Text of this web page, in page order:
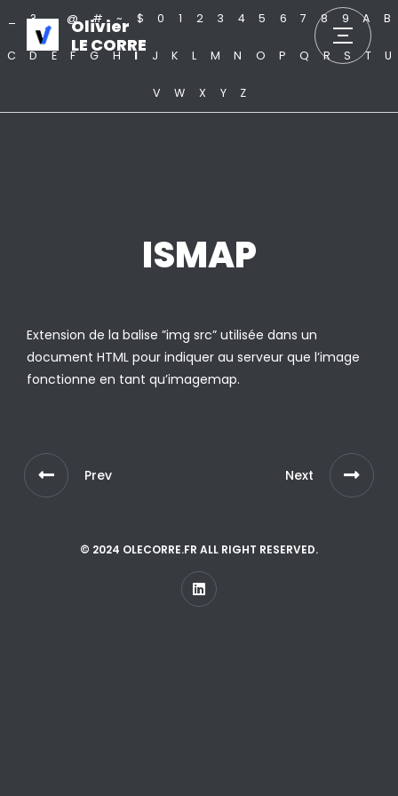
Olivier
LE CORRE
? . @ # ~ $ 0 1 2 3 4 5 6 7 8 9 A B
C D E F G H I J K L M N O P Q R S T U
V W X Y Z
ISMAP
Extension de la balise ”img src” utilisée dans un
document HTML pour indiquer au serveur que l’image
fonctionne en tant qu’imagemap.
Prev Next
© 2024 OLECORRE.FR ALL RIGHT RESERVED.